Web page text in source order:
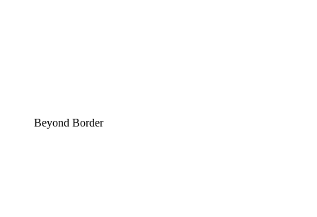
Beyond Border